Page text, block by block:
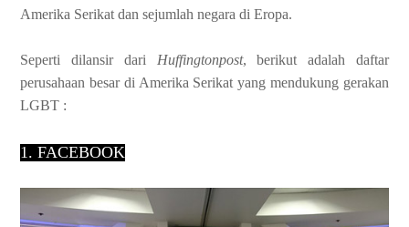
Amerika Serikat dan sejumlah negara di Eropa.
Seperti dilansir dari Huffingtonpost, berikut adalah daftar
perusahaan besar di Amerika Serikat yang mendukung gerakan
LGBT :
1. FACEBOOK